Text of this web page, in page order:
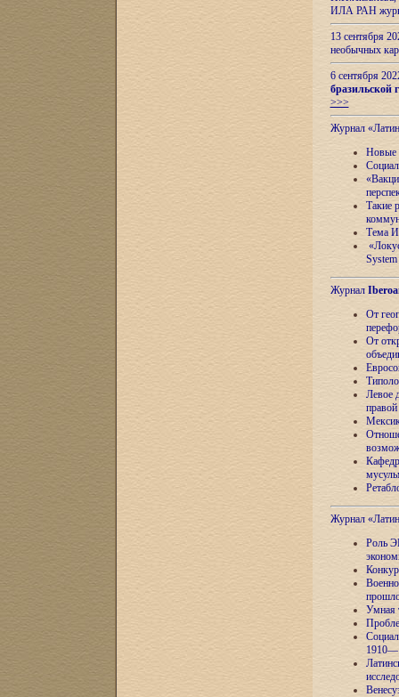
ИЛА РАН
13 сентября
необычных
6 сентября
бразильской
>>>
Журнал
Новые
Такие
Тема
Журнал
От
От
Левое
Журнал
Роль
Умная